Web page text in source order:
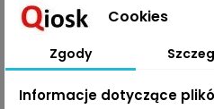
Ilość 
Cookies
Zgody
Informacje dotyczące